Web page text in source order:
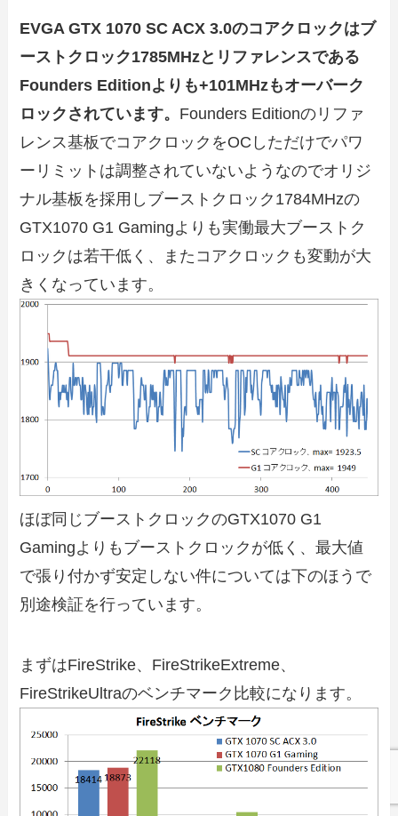
EVGA GTX 1070 SC ACX 3.0のコアクロックはブ
ーストクロック1785MHzとリファレンスである
Founders Editionよりも+101MHzもオーバーク
ロックされています。 Founders Editionのリファ
レンス基板でコアクロックをOCしただけでパワ
ーリミットは調整されていないようなのでオリジ
ナル基板を採用しブーストクロック1784MHzの
GTX1070 G1 Gamingよりも実働最大ブーストク
ロックは若干低く、またコアクロックも変動が大
きくなっています。
ほぼ同じブーストクロックのGTX1070 G1
Gamingよりもブーストクロックが低く、最大値
で張り付かず安定しない件については下のほうで
別途検証を行っています。
まずはFireStrike、FireStrikeExtreme、
FireStrikeUltraのベンチマーク比較になります。